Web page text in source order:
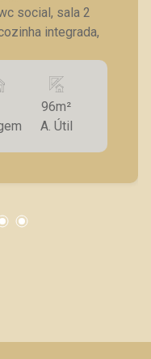
social, sala 2
integrada,
96m²
A. Útil